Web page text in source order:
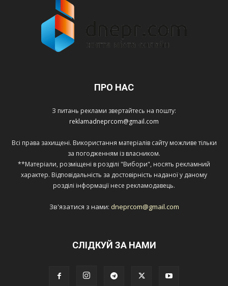
ПРО НАС
З питань реклами звертайтесь на пошту:
reklamadneprcom@gmail.com
Всі права захищені. Використання матеріалів сайту можливе тільки
за погодженням із власником.
**Матеріали, розміщені в розділі "Вибори", носять рекламний
характер. Відповідальність за достовірність наданої у даному
розділі інформації несе рекламодавець.
Зв'язатися з нами: dneprcom@gmail.com
СЛІДКУЙ ЗА НАМИ